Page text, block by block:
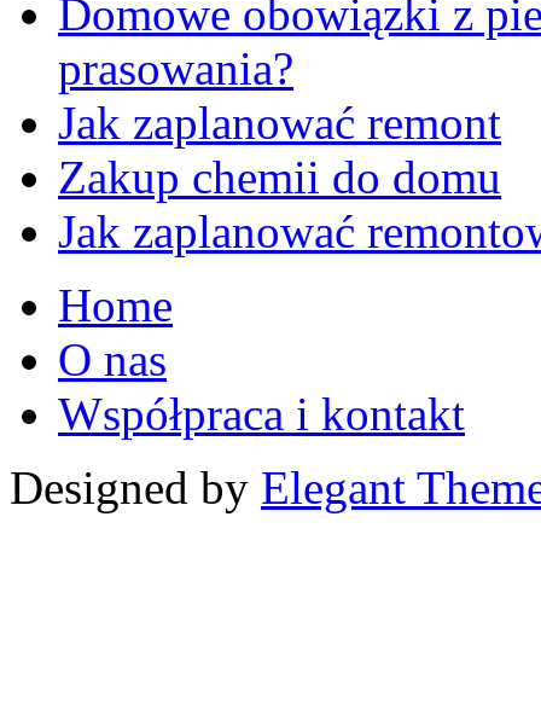
Domowe obowiązki z
prasowania?
Jak zaplanować remont
Zakup chemii do domu
Jak zaplanować
Home
O nas
Współpraca i kontakt
Designed by Elegant